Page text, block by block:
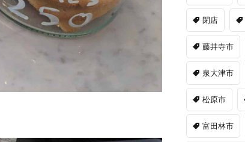
閉店
藤井寺市
泉大津市
松原市
富田林市